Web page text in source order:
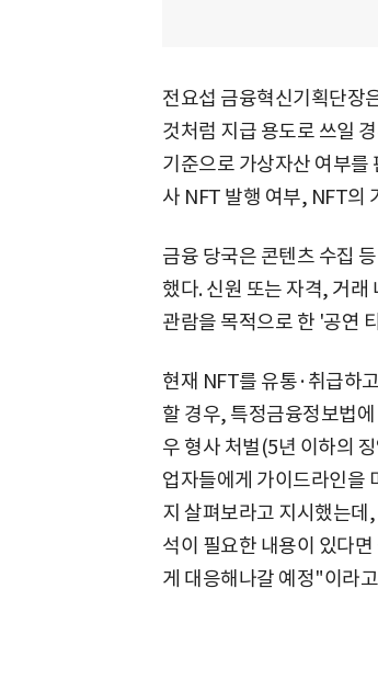
전요섭 금융혁신기획단장
것처럼 지급 용도로 쓰일
기준으로 가상자산 여부를
사 NFT 발행 여부, NFT의
금융 당국은 콘텐츠 수집
했다. 신원 또는 자격, 거
관람을 목적으로 한 '공연
현재 NFT를 유통·취급하
할 경우, 특정금융정보법
우 형사 처벌(5년 이하의
업자들에게 가이드라인을
지 살펴보라고 지시했는
석이 필요한 내용이 있다
게 대응해나갈 예정"이라